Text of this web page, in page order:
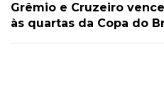
Grêmio e Cruzeiro
às quartas da Copa do